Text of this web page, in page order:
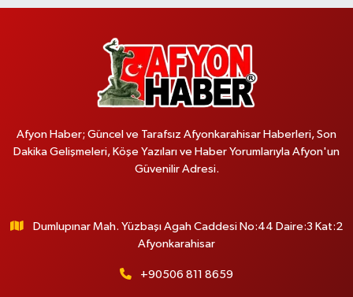
Afyon Haber; Güncel ve Tarafsız Afyonkarahisar Haberleri, Son
Dakika Gelişmeleri, Köşe Yazıları ve Haber Yorumlarıyla Afyon'un
Güvenilir Adresi.
Dumlupınar Mah. Yüzbaşı Agah Caddesi No:44 Daire:3 Kat:2
Afyonkarahisar
+90506 811 8659